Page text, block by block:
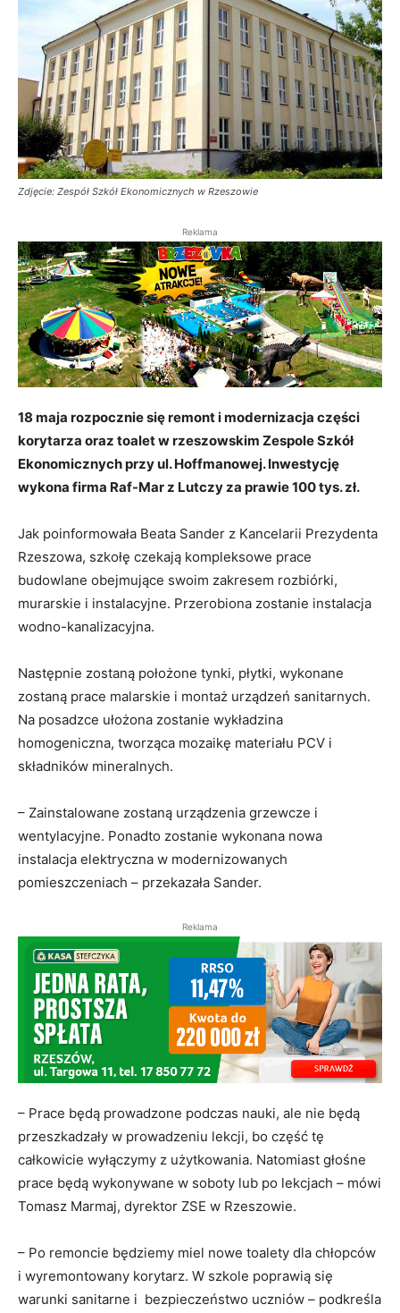
Zdjęcie: Zespół Szkół Ekonomicznych w Rzeszowie
Reklama
18 maja rozpocznie sięremont i modernizacja części
korytarza oraz toalet w rzeszowskim Zespole Szkół
Ekonomicznych przy ul. Hoffmanowej. Inwestycję
wykona firma Raf-Marz Lutczy za prawie 100 tys. zł.
Jak poinformowała Beata Sander z Kancelarii Prezydenta
Rzeszowa, szkołę czekają kompleksowe prace
budowlane obejmujące swoim zakresem rozbiórki,
murarskie i instalacyjne. Przerobiona zostanie instalacja
wodno-kanalizacyjna.
Następnie zostaną położone tynki, płytki, wykonane
zostaną prace malarskie i montaż urządzeń sanitarnych.
Na posadzce ułożona zostanie wykładzina
homogeniczna, tworząca mozaikę materiału PCV i
składników mineralnych.
– Zainstalowane zostaną urządzenia grzewcze i
wentylacyjne. Ponadto zostanie wykonana nowa
instalacja elektryczna w modernizowanych
pomieszczeniach – przekazała Sander.
Reklama
– Prace będą prowadzone podczas nauki, ale nie będą
przeszkadzały w prowadzeniu lekcji, bo część tę
całkowicie wyłączymy z użytkowania. Natomiast głośne
prace będą wykonywane w soboty lub po lekcjach – mówi
Tomasz Marmaj, dyrektor ZSE w Rzeszowie.
– Po remoncie będziemy miel nowe toalety dla chłopców
i wyremontowany korytarz. W szkole poprawią się
warunki sanitarne i bezpieczeństwo uczniów – podkreśla